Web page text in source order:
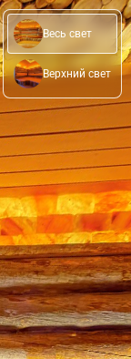
Весь свет
Верхний свет